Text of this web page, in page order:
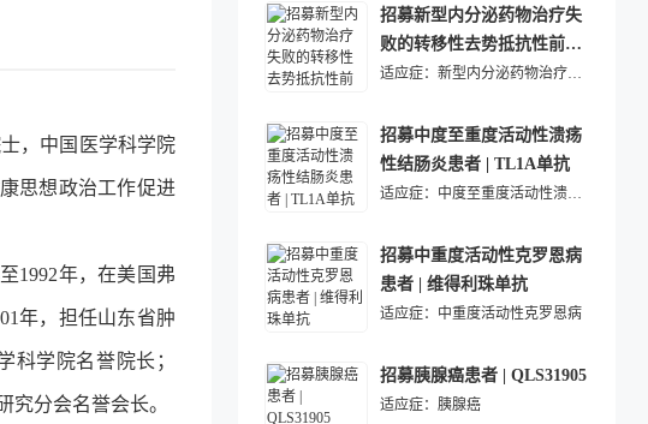
，中国医学科学院
思想政治工作促进
1992年，在美国弗
年，担任山东省肿
科学院名誉院长；
究分会名誉会长。
招募新型内分泌药物治疗失
败的转移性去势抵抗性前列
腺癌患者 | ADC药物
适应症： 新型内分泌药物治疗失败的转移性去势抵抗性前列腺癌
招募中度至重度活动性溃疡
性结肠炎患者 | TL1A单抗
适应症： 中度至重度活动性溃疡性结肠炎
招募中重度活动性克罗恩病
患者 | 维得利珠单抗
适应症： 中重度活动性克罗恩病
招募胰腺癌患者 | QLS31905
适应症： 胰腺癌